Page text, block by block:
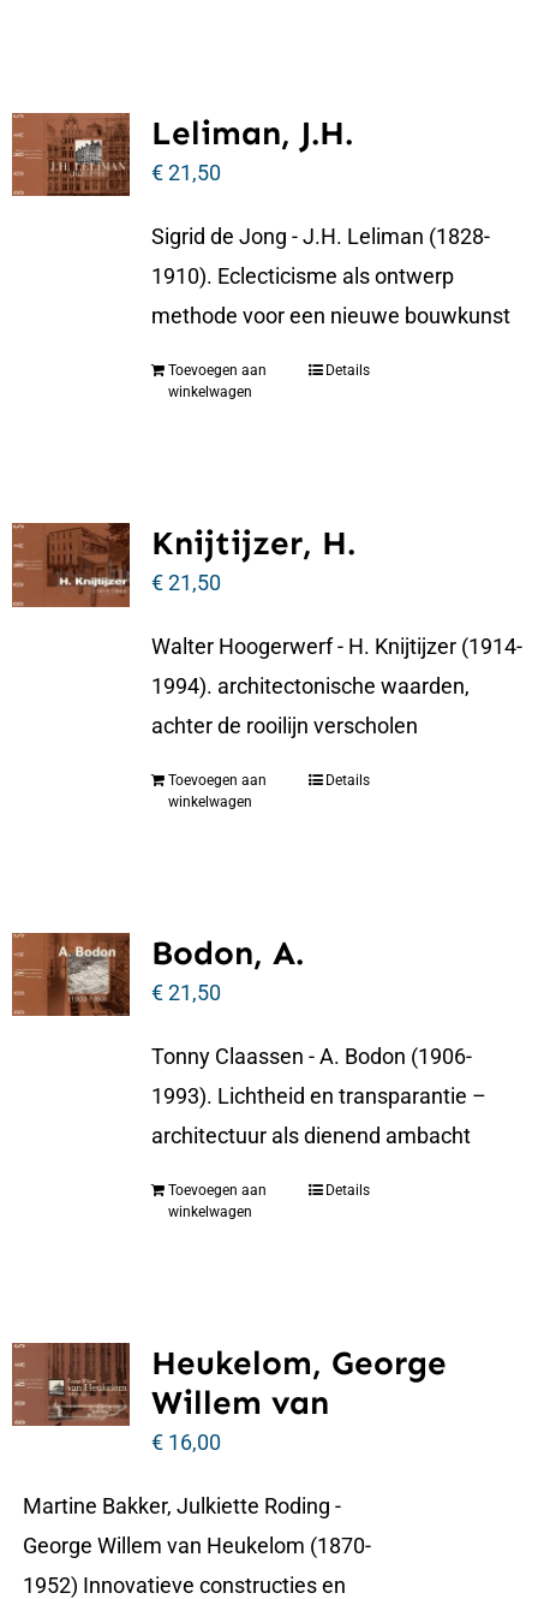
Leliman, J.H.
€21,50
Sigrid de Jong - J.H. Leliman (1828-
1910). Eclecticisme als ontwerp
methode voor een nieuwe bouwkunst
Toevoegen aan
winkelwagen
Details
Knijtijzer, H.
€21,50
Walter Hoogerwerf - H. Knijtijzer (1914-
1994). architectonische waarden,
achter de rooilijn verscholen
Toevoegen aan
winkelwagen
Details
Bodon, A.
€21,50
Tonny Claassen - A. Bodon (1906-
1993). Lichtheid en transparantie –
architectuur als dienend ambacht
Toevoegen aan
winkelwagen
Details
Heukelom, George
Willem van
€16,00
Martine Bakker, Julkiette Roding -
George Willem van Heukelom (1870-
1952) Innovatieve constructies en